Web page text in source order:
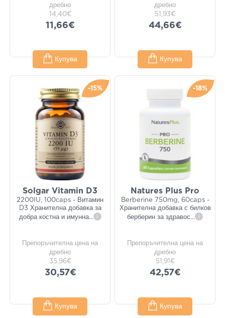
дребно
14,40€
11,66€
Купува
дребно
51,93€
44,66€
Купува
-15%
Solgar Vitamin D3
2200IU, 100caps - Витамин
D3 Хранителна добавка за
добра костна и имунна... i
Препоръчителна цена на
дребно
35,96€
30,57€
Купува
-18%
Natures Plus Pro
Berberine 750mg, 60caps -
Хранителна добавка с билков
берберин за здравос... i
Препоръчителна цена на
дребно
51,91€
42,57€
Купува